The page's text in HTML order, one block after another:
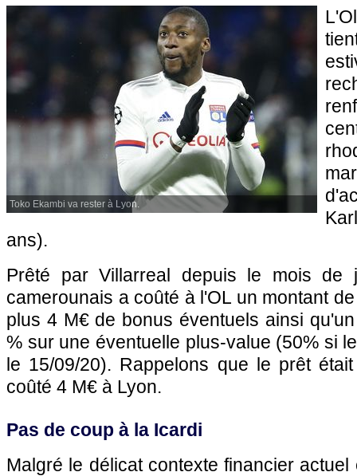
Toko Ekambi va rester à Lyon.
ans).
Prêté par Villarreal depuis le mois de
camerounais a coûté à l'OL un montant
plus 4 M€ de bonus éventuels ainsi
% sur une éventuelle plus-value (50% si
le 15/09/20). Rappelons que le prêt
coûté 4 M€ à Lyon.
Pas de coup à la Icardi
Malgré le délicat contexte financier